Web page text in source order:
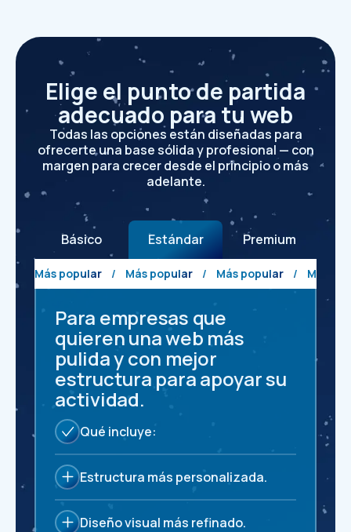
Elige el punto de partida
adecuado para tu web
Todas las opciones están diseñadas para
ofrecerte una base sólida y profesional — con
margen para crecer desde el principio o más
adelante.
Básico Estándar Premium
Más popular / Más popular / Más popular / Más
Para empresas que
quieren una web más
pulida y con mejor
estructura para apoyar su
actividad.
Qué incluye:
Estructura más personalizada.
Diseño visual más refinado.